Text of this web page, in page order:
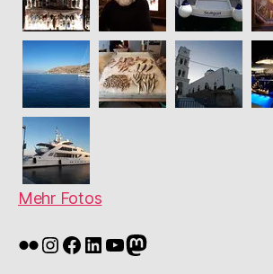
Mehr Fotos
Flickr
Instagram
Facebook
LinkedIn
YouTube
Mastodon